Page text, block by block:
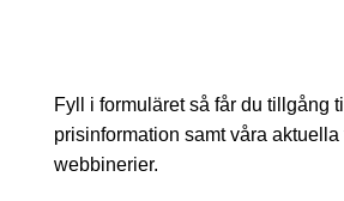
Fyll i formuläret så får du tillgång
prisinformation samt våra aktuella
webbinerier.